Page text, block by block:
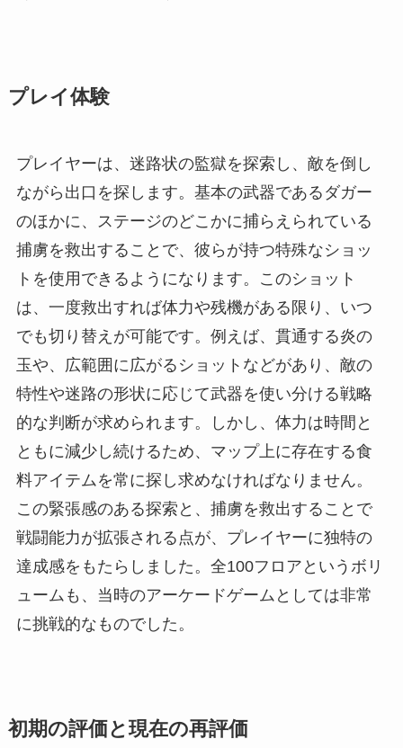
プレイ体験
プレイヤーは、迷路状の監獄を探索し、敵を倒し
ながら出口を探します。基本の武器であるダガー
のほかに、ステージのどこかに捕らえられている
捕虜を救出することで、彼らが持つ特殊なショッ
トを使用できるようになります。このショット
は、一度救出すれば体力や残機がある限り、いつ
でも切り替えが可能です。例えば、貫通する炎の
玉や、広範囲に広がるショットなどがあり、敵の
特性や迷路の形状に応じて武器を使い分ける戦略
的な判断が求められます。しかし、体力は時間と
ともに減少し続けるため、マップ上に存在する食
料アイテムを常に探し求めなければなりません。
この緊張感のある探索と、捕虜を救出することで
戦闘能力が拡張される点が、プレイヤーに独特の
達成感をもたらしました。全100フロアというボリ
ュームも、当時のアーケードゲームとしては非常
に挑戦的なものでした。
初期の評価と現在の再評価